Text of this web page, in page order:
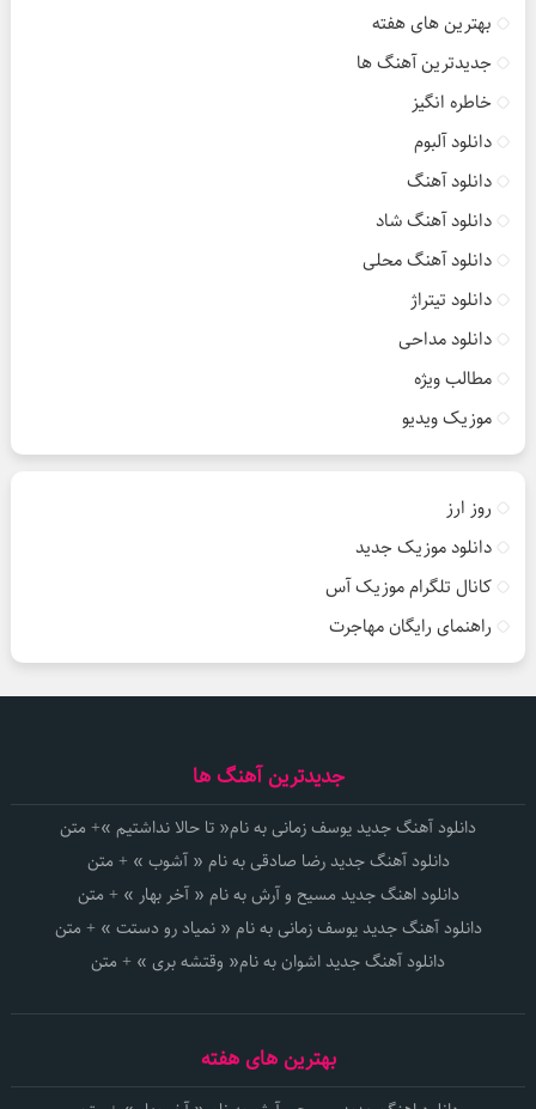
بهترین های هفته
جدیدترین آهنگ ها
خاطره انگیز
دانلود آلبوم
دانلود آهنگ
دانلود آهنگ شاد
دانلود آهنگ محلی
دانلود تیتراژ
دانلود مداحی
مطالب ویژه
موزیک ویدیو
روز ارز
دانلود موزیک جدید
کانال تلگرام موزیک آس
راهنمای رایگان مهاجرت
جدیدترین آهنگ ها
دانلود آهنگ جدید یوسف زمانی به نام« تا حالا نداشتیم »+ متن
دانلود آهنگ جدید رضا صادقی به نام « آشوب » + متن
دانلود اهنگ جدید مسیح و آرش به نام « آخر بهار » + متن
دانلود آهنگ جدید یوسف زمانی به نام « نمیاد رو دستت » + متن
دانلود آهنگ جدید اشوان به نام« وقتشه بری » + متن
بهترین های هفته